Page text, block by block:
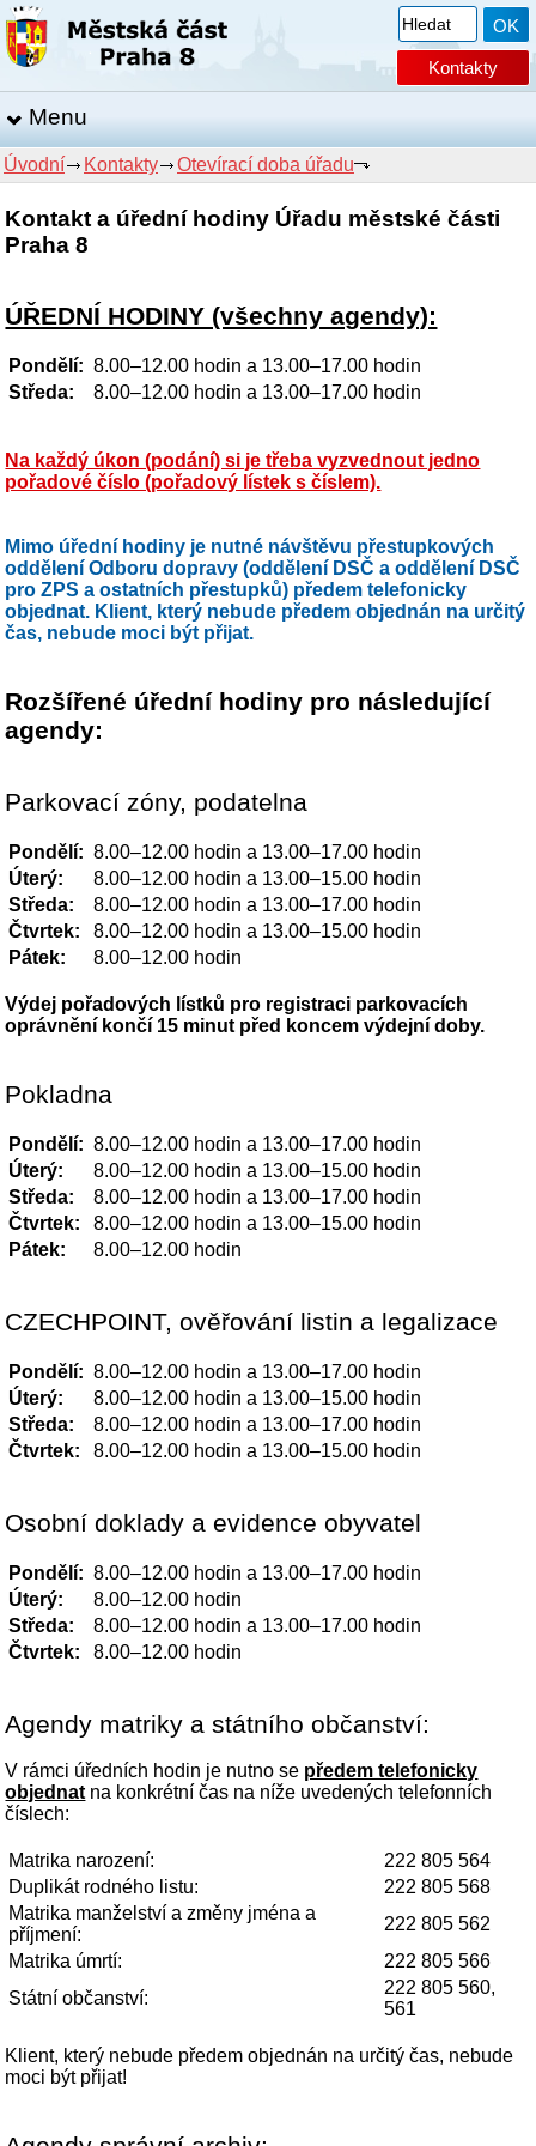
Kontakty
Menu
Úvodní Kontakty Otevírací doba úřadu
Kontakt a úřední hodiny Úřadu městské části
Praha 8
ÚŘEDNÍ HODINY (všechny agendy):
Pondělí: 8.00–12.00 hodin a 13.00–17.00 hodin
Středa:
8.00–12.00 hodin a 13.00–17.00 hodin
Na každý úkon (podání) si je třeba vyzvednout jedno
pořadové číslo (pořadový lístek s číslem).
Mimo úřední hodiny je nutné návštěvu přestupkových
oddělení Odboru dopravy (oddělení DSČ a oddělení DSČ
pro ZPS a ostatních přestupků) předem telefonicky
objednat. Klient, který nebude předem objednán na určitý
čas, nebude moci být přijat.
​Rozšířené úřední hodiny pro následující
agendy:
Parkovací zóny, podatelna
Pondělí: 8.00–12.00 hodin a 13.00–17.00 hodin
Úterý:
8.00–12.00 hodin a 13.00–15.00 hodin
Středa:
8.00–12.00 hodin a 13.00–17.00 hodin
Čtvrtek:
8.00–12.00 hodin a 13.00–15.00 hodin
Pátek:
8.00–12.00 hodin
Výdej pořadových lístků pro registraci parkovacích
oprávnění končí 15 minut před koncem výdejní doby.
Pokladna
Pondělí: 8.00–12.00 hodin a 13.00–17.00 hodin
Úterý:
8.00–12.00 hodin a 13.00–15.00 hodin
Středa:
8.00–12.00 hodin a 13.00–17.00 hodin
Čtvrtek:
8.00–12.00 hodin a 13.00–15.00 hodin
Pátek:
8.00–12.00 hodin
CZECHPOINT, ověřování listin a legalizace
Pondělí: 8.00–12.00 hodin a 13.00–17.00 hodin
Úterý:
8.00–12.00 hodin a 13.00–15.00 hodin
Středa:
8.00–12.00 hodin a 13.00–17.00 hodin
Čtvrtek:
8.00–12.00 hodin a 13.00–15.00 hodin
Osobní doklady a evidence obyvatel
Pondělí: 8.00–12.00 hodin a 13.00–17.00 hodin
Úterý:
8.00–12.00 hodin
Středa:
8.00–12.00 hodin a 13.00–17.00 hodin
Čtvrtek:
8.00–12.00 hodin
Agendy matriky a státního občanství:
V rámci úředních hodin je nutno se předem telefonicky
objednatna konkrétní čas na níže uvedených telefonních
číslech:
Matrika narození:
222 805 564
Duplikát rodného listu:
222 805 568
Matrika manželství a změny jména a
příjmení:
222 805 562
Matrika úmrtí:
222 805 566
Státní občanství:
222 805 560,
561
Klient, který nebude předem objednán na určitý čas, nebude
moci být přijat!